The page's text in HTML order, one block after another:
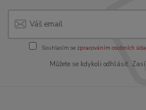
Souhlasím se zpracováním osobních
Můžete se kdykoli odhlásit.